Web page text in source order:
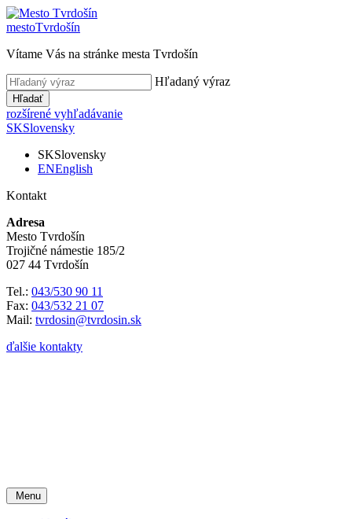
mestoTvrdošín
Vítame Vás na stránke mesta Tvrdošín
Hľadaný výraz
Hľadať
rozšírené vyhľadávanie
SKSlovensky
SKSlovensky
ENEnglish
Kontakt
Adresa
Mesto Tvrdošín
Trojičné námestie 185/2
027 44 Tvrdošín
Tel.: 043/530 90 11
Fax: 043/532 21 07
Mail: tvrdosin@tvrdosin.sk
ďalšie kontakty
Menu